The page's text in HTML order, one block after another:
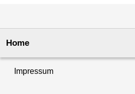
Home
Impressum